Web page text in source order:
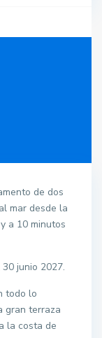
de dos
mar desde la
a 10 minutos
junio 2027.
todo lo
gran terraza
la costa de